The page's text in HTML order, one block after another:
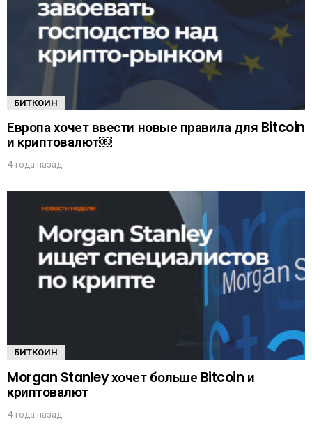
БИТКОИН
Европа хочет ввести новые правила для Bitcoin
и криптовалют￼
4 года назад
БИТКОИН
Morgan Stanley хочет больше Bitcoin и
криптовалют
4 года назад